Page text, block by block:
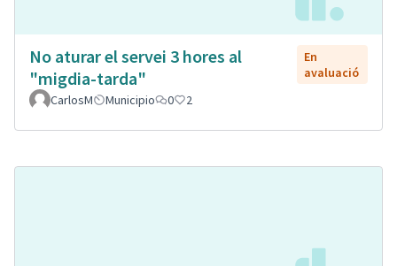
No aturar el servei 3 hores al
"migdia-tarda"
En
avaluació
CarlosM
Municipio 0 2